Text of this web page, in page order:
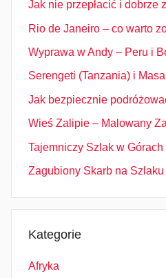
Jak nie przepłacić i dobrze
Rio de Janeiro – co warto
Wyprawa w Andy – Peru i
Serengeti (Tanzania) i
Jak bezpiecznie
Wieś Zalipie – Malowany
Tajemniczy Szlak w
Zagubiony Skarb na Szlaku
Kategorie
Afryka